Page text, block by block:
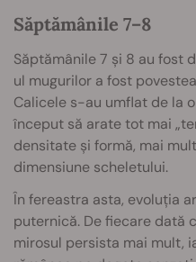
Săptămânile 7–8
Săptămânile 7 și 8 au fost
ul mugurilor a fost
Calicele s-au umflat de la
început să arate tot mai
densitate și formă, mai
dimensiune scheletului.
În fereastra asta, evoluția
puternică. De fiecare dată
mirosul persista mai mult,